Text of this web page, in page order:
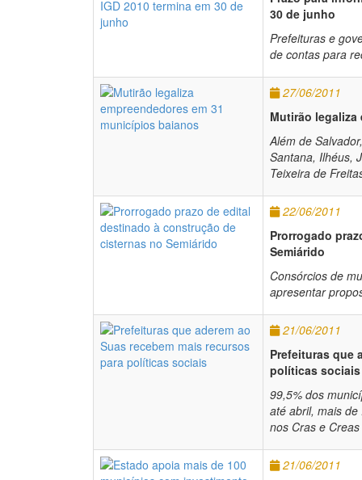
30 de junho
Prefeituras e
de contas para
27/06/2011
Mutirão
Além de
Santana, Ilhéus,
Teixeira de
22/06/2011
Prorrogado
Semiárido
Consórcios de
apresentar
21/06/2011
Prefeituras que
políticas sociais
99,5% dos
até abril, mais
nos Cras e
21/06/2011